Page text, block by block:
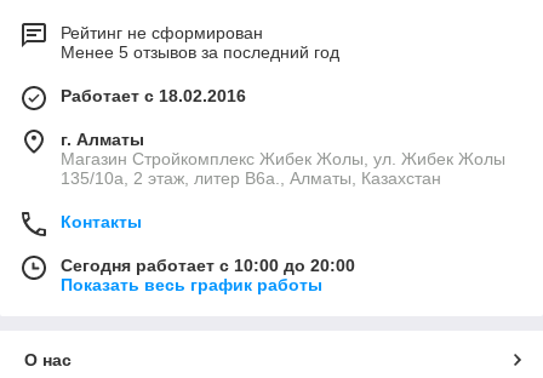
Рейтинг не сформирован
Менее 5 отзывов за последний год
Работает с 18.02.2016
г. Алматы
Магазин Стройкомплекс Жибек Жолы, ул. Жибек Жолы
135/10а, 2 этаж, литер В6а., Алматы, Казахстан
Контакты
Сегодня работает с 10:00 до 20:00
Показать весь график работы
О нас